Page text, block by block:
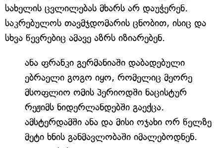
სახელის ცვლილებას მხარს არ დაუჭერენ.
საკრებულოს თავმჯდომარის ცნობით, ისიც და
სხვა წევრებიც ამავე აზრს იზიარებენ.
ანა ფრანკი გერმანიაში დაბადებული
ებრაელი გოგო იყო, რომელიც მეორე
მსოფლიო ომის პერიოდში ნაცისტურ
რეჟიმს ნიდერლანდებში გაექცა.
ამსტერდამში ანა და მისი ოჯახი ორ წელზე
მეტი ხნის განმავლობაში იმალებოდნენ.